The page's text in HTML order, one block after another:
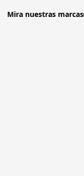
Mira nuestras marcas